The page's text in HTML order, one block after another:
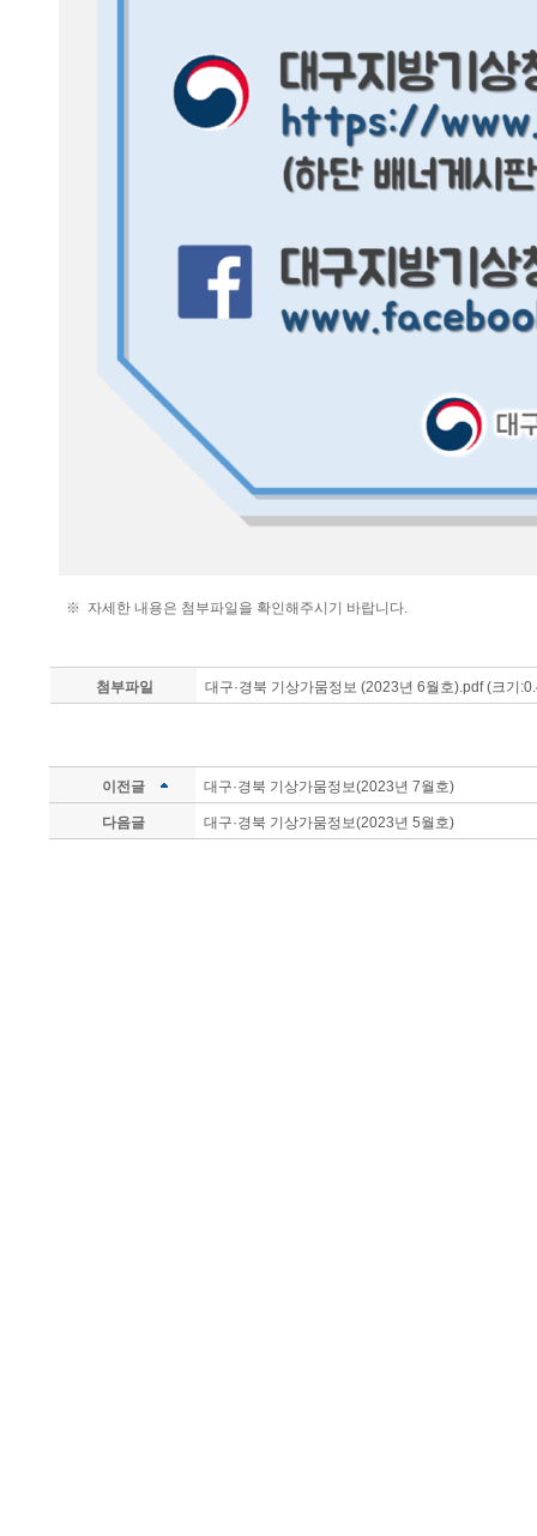
※ 자세한 내용은 첨부파일을 확인해주시기 바랍니다.
첨부파일 대구·경북 기상가뭄정보 (2023년 6월호).pdf (크기
이전글 대구·경북 기상가뭄정보(2023년 7월호)
다음글 대구·경북 기상가뭄정보(2023년 5월호)